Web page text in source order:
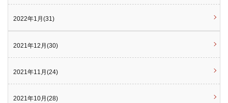
2022年1月(31)
2021年12月(30)
2021年11月(24)
2021年10月(28)